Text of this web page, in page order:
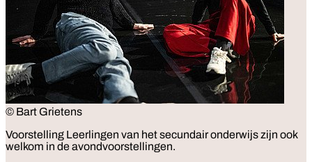
© Bart Grietens
Voorstelling Leerlingen van het secundair onderwijs zijn ook
welkom in de avondvoorstellingen.